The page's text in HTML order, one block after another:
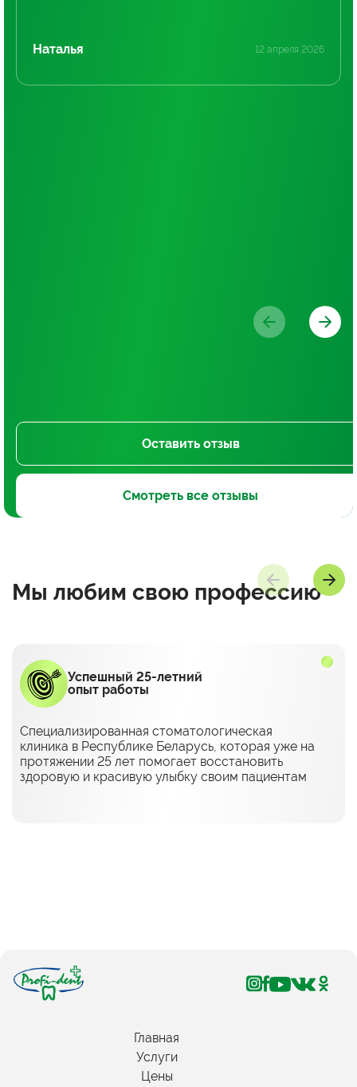
Оставить отзыв
Смотреть все отзывы
Наталья 12 апреля 2026
Мы любим свою профессию
Успешный 25-летний
опыт работы
Специализированная стоматологическая
клиника в Республике Беларусь, которая уже на
протяжении 25 лет помогает восстановить
здоровую и красивую улыбку своим пациентам
Главная
Услуги
Цены